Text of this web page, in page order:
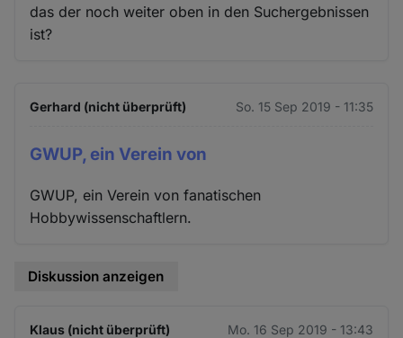
das der noch weiter oben in den Suchergebnissen
ist?
Gerhard (nicht überprüft) So. 15 Sep 2019 - 11:35
GWUP, ein Verein von
GWUP, ein Verein von fanatischen
Hobbywissenschaftlern.
Diskussion anzeigen
Klaus (nicht überprüft) Mo. 16 Sep 2019 - 13:43